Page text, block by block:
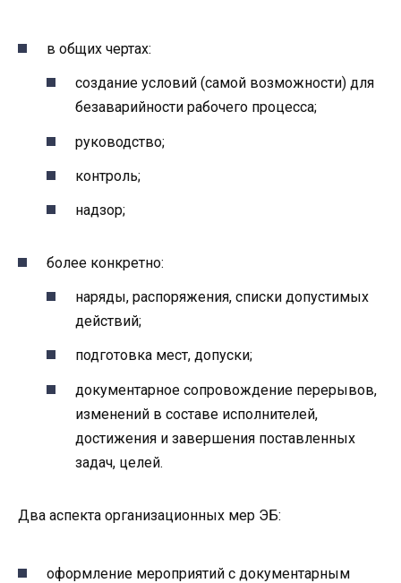
в общих чертах:
создание условий (самой возможности) для
безаварийности рабочего процесса;
руководство;
контроль;
надзор;
более конкретно:
наряды, распоряжения, списки допустимых
действий;
подготовка мест, допуски;
документарное сопровождение перерывов,
изменений в составе исполнителей,
достижения и завершения поставленных
задач, целей.
Два аспекта организационных мер ЭБ:
оформление мероприятий с документарным